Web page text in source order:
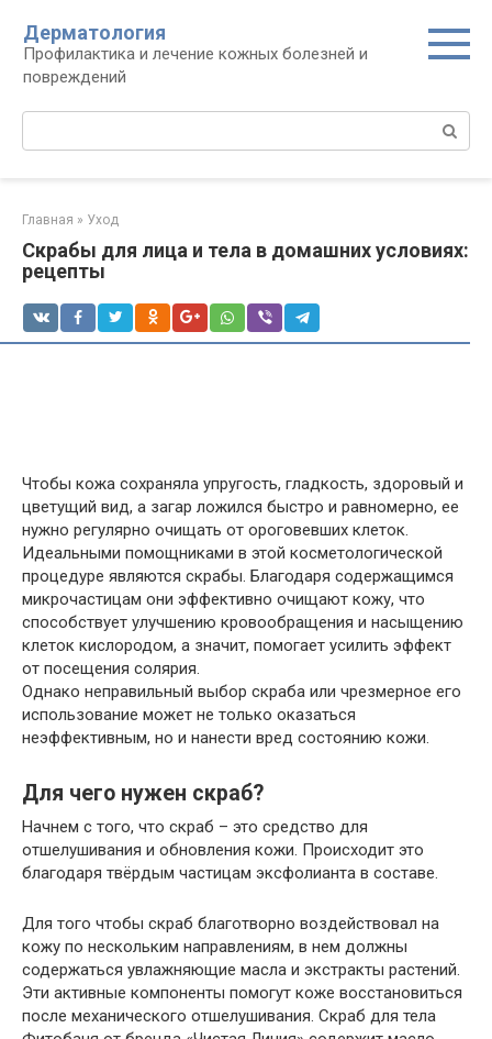
контенту
Дерматология
Профилактика и лечение кожных болезней и
повреждений
Главная » Уход
Скрабы для лица и тела в домашних условиях:
рецепты
Чтобы кожа сохраняла упругость, гладкость, здоровый и
цветущий вид, а загар ложился быстро и равномерно, ее
нужно регулярно очищать от ороговевших клеток.
Идеальными помощниками в этой косметологической
процедуре являются скрабы. Благодаря содержащимся
микрочастицам они эффективно очищают кожу, что
способствует улучшению кровообращения и насыщению
клеток кислородом, а значит, помогает усилить эффект
от посещения солярия.
Однако неправильный выбор скраба или чрезмерное его
использование может не только оказаться
неэффективным, но и нанести вред состоянию кожи.
Для чего нужен скраб?
Начнем с того, что скраб – это средство для
отшелушивания и обновления кожи. Происходит это
благодаря твёрдым частицам эксфолианта в составе.
Для того чтобы скраб благотворно воздействовал на
кожу по нескольким направлениям, в нем должны
содержаться увлажняющие масла и экстракты растений.
Эти активные компоненты помогут коже восстановиться
после механического отшелушивания. Скраб для тела